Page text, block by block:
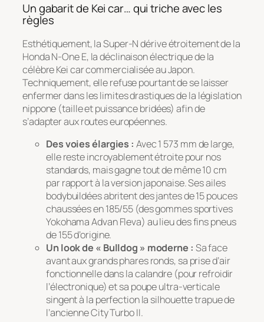
Un gabarit de Kei car… qui triche avec les
règles
Esthétiquement, la Super-N dérive étroitement de la
Honda N-One E, la déclinaison électrique de la
célèbre Kei car commercialisée au Japon.
Techniquement, elle refuse pourtant de se laisser
enfermer dans les limites drastiques de la législation
nippone (taille et puissance bridées) afin de
s’adapter aux routes européennes.
Des voies élargies : Avec 1 573 mm de large,
elle reste incroyablement étroite pour nos
standards, mais gagne tout de même 10 cm
par rapport à la version japonaise. Ses ailes
bodybuildées abritent des jantes de 15 pouces
chaussées en 185/55 (des gommes sportives
Yokohama Advan Fleva) au lieu des fins pneus
de 155 d’origine.
Un look de « Bulldog » moderne : Sa face
avant aux grands phares ronds, sa prise d’air
fonctionnelle dans la calandre (pour refroidir
l’électronique) et sa poupe ultra-verticale
singent à la perfection la silhouette trapue de
l’ancienne City Turbo II.